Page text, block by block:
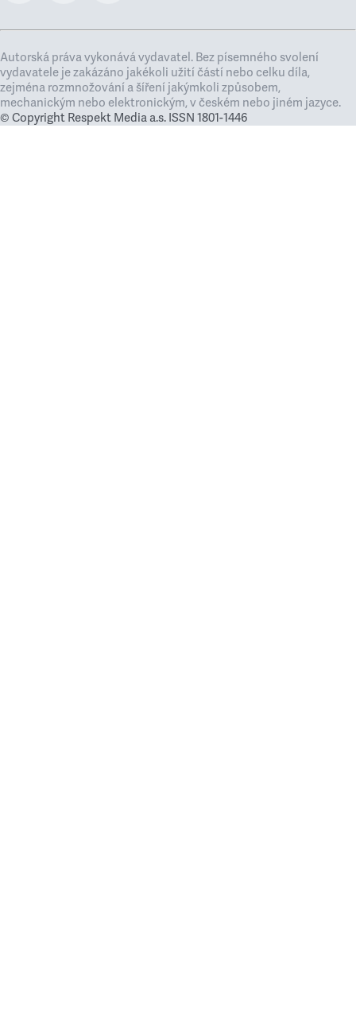
Autorská práva vykonává vydavatel. Bez písemného svolení
vydavatele je zakázáno jakékoli užití částí nebo celku díla,
zejména rozmnožování a šíření jakýmkoli způsobem,
mechanickým nebo elektronickým, v českém nebo jiném jazyce.
© Copyright Respekt Media a.s. ISSN 1801-1446